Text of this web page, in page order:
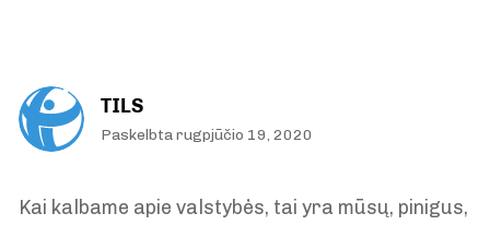
TILS
Paskelbta rugpjūčio 19, 2020
Kai kalbame apie valstybės, tai yra mūsų, pinigus,